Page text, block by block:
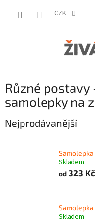
CZK
Různé
samolepky na
Nejprodávanější
Skladem
od 323 Kč
Skladem